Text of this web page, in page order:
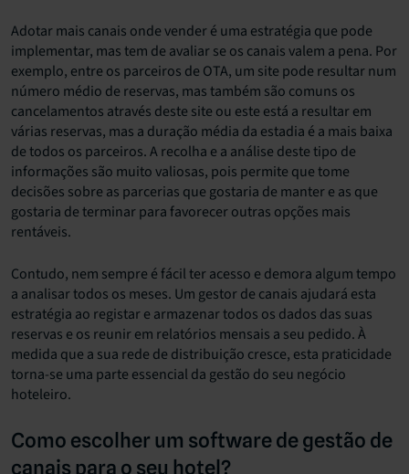
Adotar mais canais onde vender é uma estratégia que pode
implementar, mas tem de avaliar se os canais valem a pena. Por
exemplo, entre os parceiros de OTA, um site pode resultar num
número médio de reservas, mas também são comuns os
cancelamentos através deste site ou este está a resultar em
várias reservas, mas a duração média da estadia é a mais baixa
de todos os parceiros. A recolha e a análise deste tipo de
informações são muito valiosas, pois permite que tome
decisões sobre as parcerias que gostaria de manter e as que
gostaria de terminar para favorecer outras opções mais
rentáveis.
Contudo, nem sempre é fácil ter acesso e demora algum tempo
a analisar todos os meses. Um gestor de canais ajudará esta
estratégia ao registar e armazenar todos os dados das suas
reservas e os reunir em relatórios mensais a seu pedido. À
medida que a sua rede de distribuição cresce, esta praticidade
torna-se uma parte essencial da gestão do seu negócio
hoteleiro.
Como escolher um software de gestão de
canais para o seu hotel?